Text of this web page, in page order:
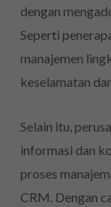
dengan
Seperti
manajemen
keselamatan
Selain itu,
informasi dan
proses
CRM. Dengan